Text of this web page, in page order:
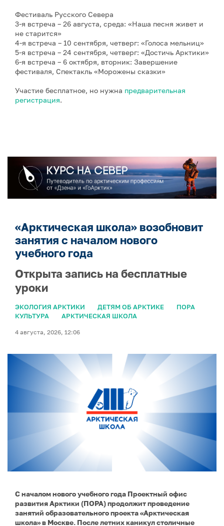
Фестиваль Русского Севера
3-я встреча – 26 августа, среда: «Наша песня живет и
не старится»
4-я встреча – 10 сентября, четверг: «Голоса мельниц»
5-я встреча – 24 сентября, четверг: «Достичь Арктики»
6-я встреча – 6 октября, вторник: Завершение
фестиваля, Спектакль «Морожены сказки»
Участие бесплатное, но нужна предварительная
регистрация.
«Арктическая школа» возобновит
занятия с началом нового
учебного года
Открыта запись на бесплатные
уроки
ЭКОЛОГИЯ АРКТИКИ ДЕТЯМ ОБ АРКТИКЕ
ПОРА
КУЛЬТУРА
АРКТИЧЕСКАЯ ШКОЛА
4 августа, 2026, 12:06
С началом нового учебного года Проектный офис
развития Арктики (ПОРА) продолжит проведение
занятий образовательного проекта «Арктическая
школа» в Москве. После летних каникул столичные